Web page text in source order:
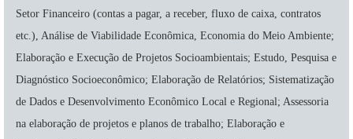
Setor Financeiro (contas a pagar, a receber, fluxo de caixa, contratos
etc.), Análise de Viabilidade Econômica, Economia do Meio Ambiente;
Elaboração e Execução de Projetos Socioambientais; Estudo, Pesquisa e
Diagnóstico Socioeconômico; Elaboração de Relatórios; Sistematização
de Dados e Desenvolvimento Econômico Local e Regional; Assessoria
na elaboração de projetos e planos de trabalho; Elaboração e